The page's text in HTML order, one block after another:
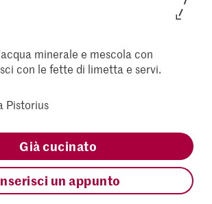
minerale e mescola con
con le fette di limetta e servi.
Pistorius
Già cucinato
un appunto